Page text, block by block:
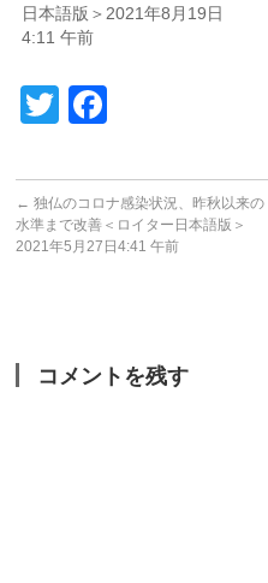
日本語版＞2021年8月19日
4:11 午前
Twitter
← 独仏のコロナ感染状況、昨秋以来の
水準まで改善＜ロイター日本語版＞
2021年5月27日4:41 午前
コメントを残す